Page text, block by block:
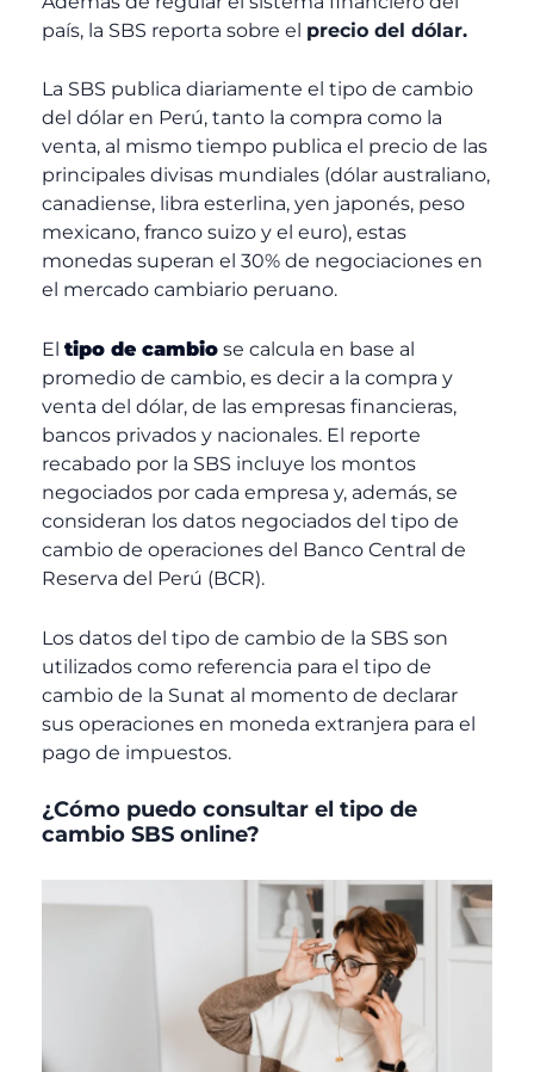
país, la SBS reporta sobre el precio del dólar.
La SBS publica diariamente el tipo de cambio
del dólar en Perú, tanto la compra como la
venta, al mismo tiempo publica el precio de las
principales divisas mundiales (dólar australiano,
canadiense, libra esterlina, yen japonés, peso
mexicano, franco suizo y el euro), estas
monedas superan el 30% de negociaciones en
el mercado cambiario peruano.
El tipo de cambio se calcula en base al
promedio de cambio, es decir a la compra y
venta del dólar, de las empresas financieras,
bancos privados y nacionales. El reporte
recabado por la SBS incluye los montos
negociados por cada empresa y, además, se
consideran los datos negociados del tipo de
cambio de operaciones del Banco Central de
Reserva del Perú (BCR).
Los datos del tipo de cambio de la SBS son
utilizados como referencia para el tipo de
cambio de la Sunat al momento de declarar
sus operaciones en moneda extranjera para el
pago de impuestos.
¿Cómo puedo consultar el tipo de
cambio SBS online?